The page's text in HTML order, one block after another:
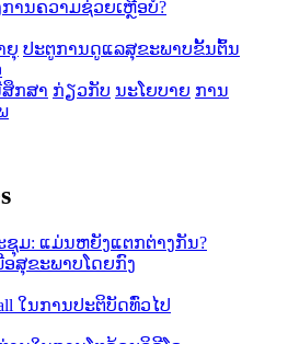
ການຄວາມຊ່ວຍເຫຼືອບໍ?
ຍຸ ປະຕູການດູແລສຸຂະພາບຂັ້ນຕົ້ນ
ກສາ ກ່ຽວກັບ ນະໂຍບາຍ ການ
ມ: ແມ່ນຫຍັງແຕກຕ່າງກັນ?
ອສຸຂະພາບໂດຍກົງ
ໃນການປະຕິບັດທົ່ວໄປ